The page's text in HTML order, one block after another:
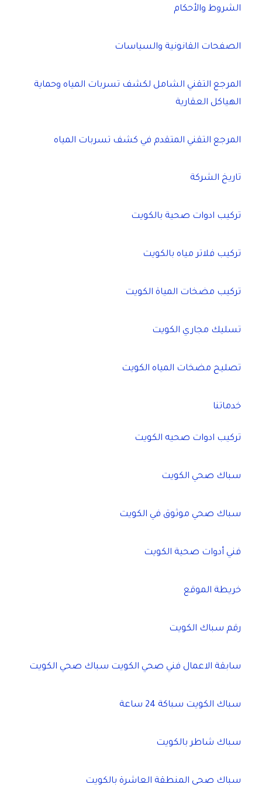
الشروط والأحكام
الصفحات القانونية والسياسات
المرجع التقني الشامل لكشف تسربات المياه وحماية
الهياكل العقارية
المرجع التقني المتقدم في كشف تسربات المياه
تاريخ الشركة
تركيب ادوات صحية بالكويت
تركيب فلاتر مياه بالكويت
تركيب مضخات المياة الكويت
تسليك مجاري الكويت
تصليح مضخات المياه الكويت
خدماتنا
تركيب ادوات صحيه الكويت
سباك صحي الكويت
سباك صحي موثوق في الكويت
فني أدوات صحية الكويت
خريطة الموقع
رقم سباك الكويت
سابقة الاعمال فني صحي الكويت سباك صحي الكويت
سباك الكويت سباكة 24 ساعة
سباك شاطر بالكويت
سباك صحى المنطقة العاشرة بالكويت